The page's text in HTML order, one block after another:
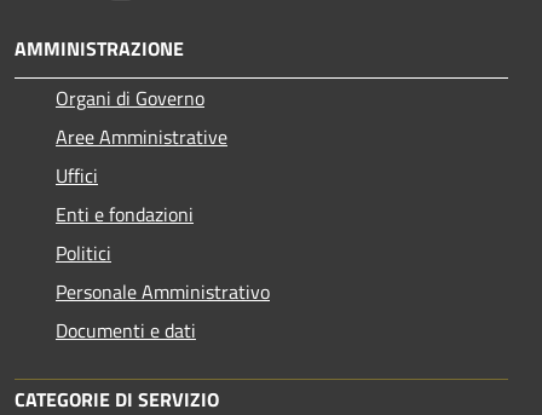
AMMINISTRAZIONE
Organi di Governo
Aree Amministrative
Uffici
Enti e fondazioni
Politici
Personale Amministrativo
Documenti e dati
CATEGORIE DI SERVIZIO